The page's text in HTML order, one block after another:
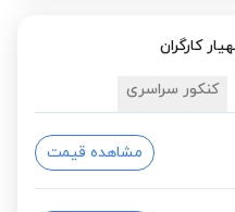
کارگران
کنکور سراسری
مشاهده قیمت